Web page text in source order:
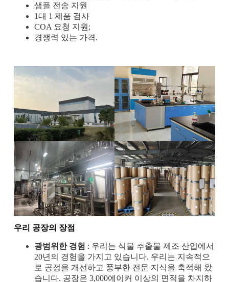
샘플 전송 지원
1대 1 제품 검사
COA 요청 지원;
경쟁력 있는 가격.
우리 공장의 장점
광범위한 경험 : 우리는 식물 추출물 제조 산업에서
20년의 경험을 가지고 있습니다. 우리는 지속적으
로 공정을 개선하고 풍부한 전문 지식을 축적해 왔
습니다. 공장은 3,000에이커 이상의 면적을 차지하